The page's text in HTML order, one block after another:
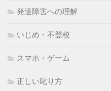
発達障害への理解
いじめ・不登校
スマホ・ゲーム
正しい叱り方